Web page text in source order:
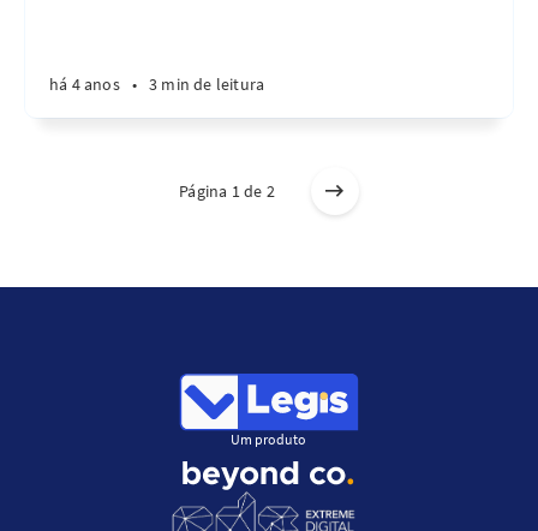
há 4 anos • 3 min de leitura
Página 1 de 2
Um produto